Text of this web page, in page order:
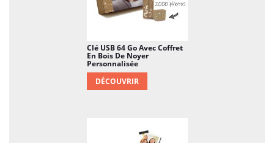
Clé USB 64 Go Avec Coffret
En Bois De Noyer
Personnalisée
DÉCOUVRIR